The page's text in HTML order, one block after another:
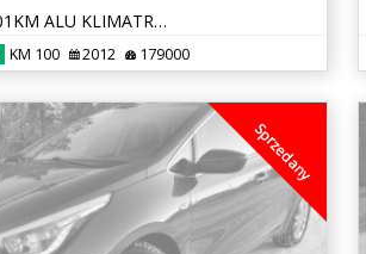
1.4 ECOFLEX 101KM ALU KLIMATRONIK BEZWYPADKOWA OŁACONA SERWIS ASO
KM 100 2012 179000
Sprzedany